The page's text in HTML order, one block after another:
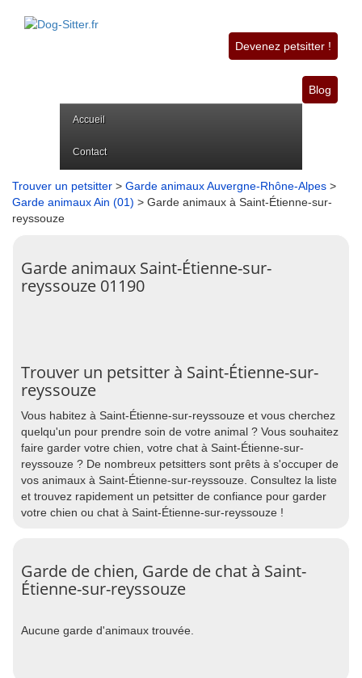
Devenez petsitter !
Blog
Accueil
Contact
Trouver un petsitter > Garde animaux Auvergne-Rhône-Alpes >
Garde animaux Ain (01) > Garde animaux à Saint-Étienne-sur-
reyssouze
Garde animaux Saint-Étienne-sur-
reyssouze 01190
Trouver un petsitter à Saint-Étienne-sur-
reyssouze
Vous habitez à Saint-Étienne-sur-reyssouze et vous cherchez
quelqu'un pour prendre soin de votre animal ? Vous souhaitez
faire garder votre chien, votre chat à Saint-Étienne-sur-
reyssouze ? De nombreux petsitters sont prêts à s'occuper de
vos animaux à Saint-Étienne-sur-reyssouze. Consultez la liste
et trouvez rapidement un petsitter de confiance pour garder
votre chien ou chat à Saint-Étienne-sur-reyssouze !
Garde de chien, Garde de chat à Saint-
Étienne-sur-reyssouze
Aucune garde d'animaux trouvée.